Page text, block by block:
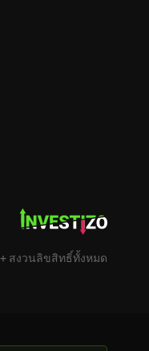
สงวนลิขสิทธิ์ทั้งหมด